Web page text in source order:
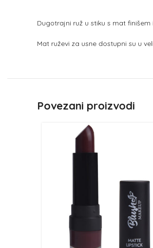
Dugotrajni ruž u stiku s mat
Mat ruževi za usne dostupni su u
Povezani proizvodi